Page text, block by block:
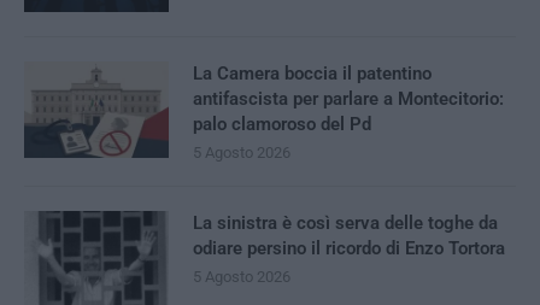
La Camera boccia il patentino
antifascista per parlare a Montecitorio:
palo clamoroso del Pd
5 Agosto 2026
La sinistra è così serva delle toghe da
odiare persino il ricordo di Enzo Tortora
5 Agosto 2026